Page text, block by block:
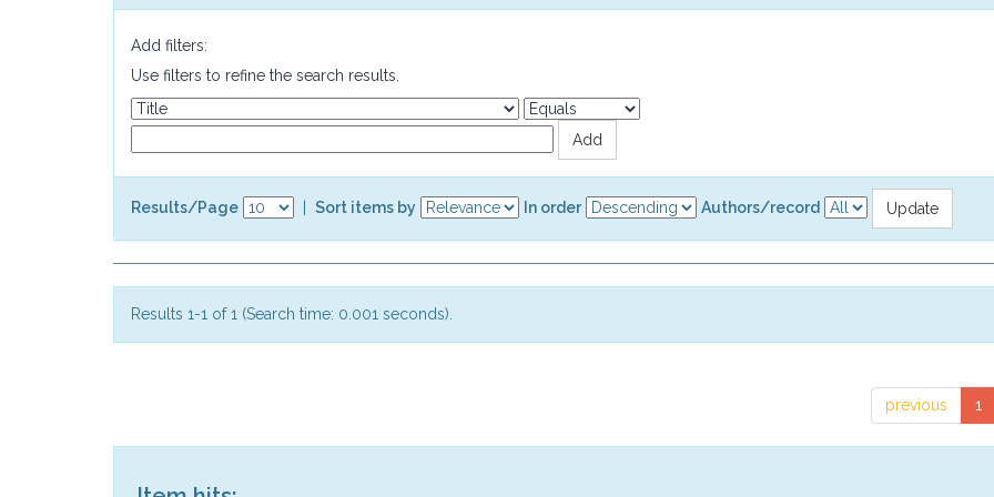
Add filters:
Use filters to refine the search results.
Results/Page Sort items by In order Authors/record
Results 1-1 of 1 (Search time: 0.001 seconds).
previous 1